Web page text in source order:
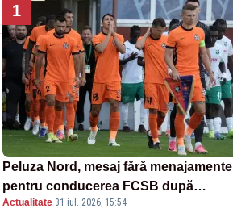
1
Peluza Nord, mesaj fără menajamente
pentru conducerea FCSB după
eliminarea rușinoasă din Conference
Actualitate·31 iul. 2026, 15:54